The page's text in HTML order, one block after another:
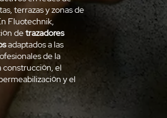
terrazas y zonas de
Fluotechnik,
detrazadores
adaptados a las
de la
construcción, el
y el